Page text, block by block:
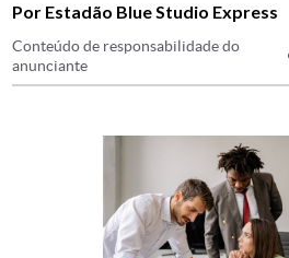
Por Estadão Blue Studio Express
Conteúdo de responsabilidade do
anunciante